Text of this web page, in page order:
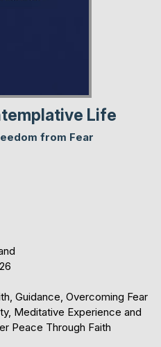
Life
from Fear
Guidance, Overcoming Fear
Meditative Experience and
Peace Through Faith